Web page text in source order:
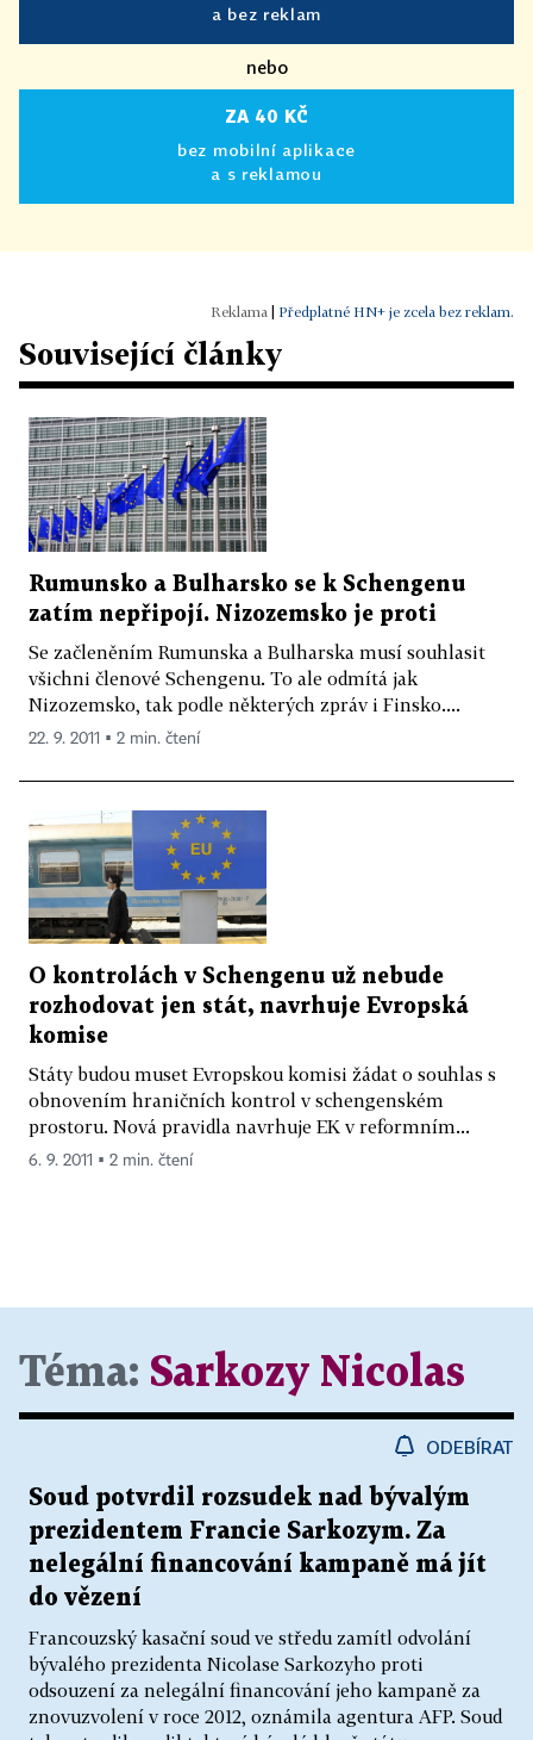
a bez reklam
nebo
ZA 40 KČ
bez mobilní aplikace
a s reklamou
Předplatné HN+ je zcela bez reklam.
Související články
Rumunsko a Bulharsko se k Schengenu
zatím nepřipojí. Nizozemsko je proti
Se začleněním Rumunska a Bulharska musí souhlasit
všichni členové Schengenu. To ale odmítá jak
Nizozemsko, tak podle některých zpráv i Finsko....
22. 9. 2011 ▪ 2 min. čtení
O kontrolách v Schengenu už nebude
rozhodovat jen stát, navrhuje Evropská
komise
Státy budou muset Evropskou komisi žádat o souhlas s
obnovením hraničních kontrol v schengenském
prostoru. Nová pravidla navrhuje EK v reformním...
6. 9. 2011 ▪ 2 min. čtení
Téma: Sarkozy Nicolas
ODEBÍRAT
Soud potvrdil rozsudek nad bývalým
prezidentem Francie Sarkozym. Za
nelegální financování kampaně má jít
do vězení
Francouzský kasační soud ve středu zamítl odvolání
bývalého prezidenta Nicolase Sarkozyho proti
odsouzení za nelegální financování jeho kampaně za
znovuzvolení v roce 2012, oznámila agentura AFP. Soud